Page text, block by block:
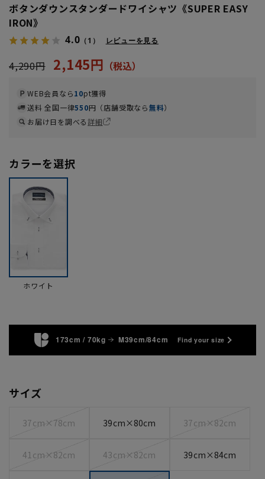
ボタンダウンスタンダードワイシャツ《SUPER EASY
IRON》
4.0 （1） レビューを見る
4,290円 2,145円
WEB会員なら10pt獲得
送料 全国一律550円（店舗受取なら無料）
お届け日を調べる詳細
カラーを選択
ホワイト
173cm / 70kg M39cm/84cm Find your size
サイズ
37cm×78cm 39cm×80cm 37cm×82cm
41cm×82cm 43cm×82cm 39cm×84cm